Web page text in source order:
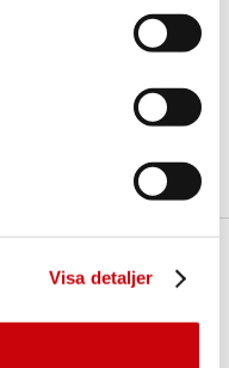
Visa detaljer
Oden 4